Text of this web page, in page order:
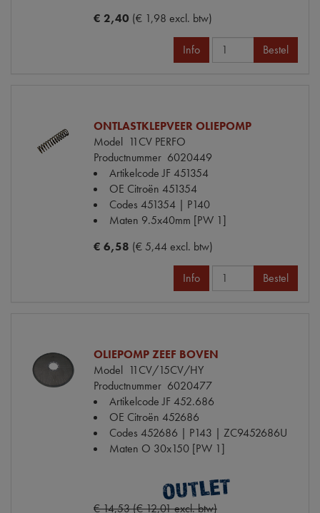
€ 2,40 (€ 1,98 excl. btw)
Info Bestel
ONTLASTKLEPVEER OLIEPOMP
Model 11CV PERFO
Productnummer 6020449
Artikelcode JF451354
OE Citroën 451354
Codes 451354 | P140
Maten 9.5x40mm [PW 1]
€ 6,58 (€ 5,44 excl. btw)
Info Bestel
OLIEPOMP ZEEF BOVEN
Model 11CV/15CV/HY
Productnummer 6020477
Artikelcode JF452.686
OE Citroën 452686
Codes 452686 | P143 | ZC9452686U
Maten O 30x150 [PW 1]
€ 14,53 (€ 12,01 excl. btw)